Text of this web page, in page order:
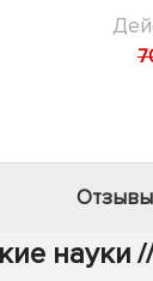
Отзывы
науки